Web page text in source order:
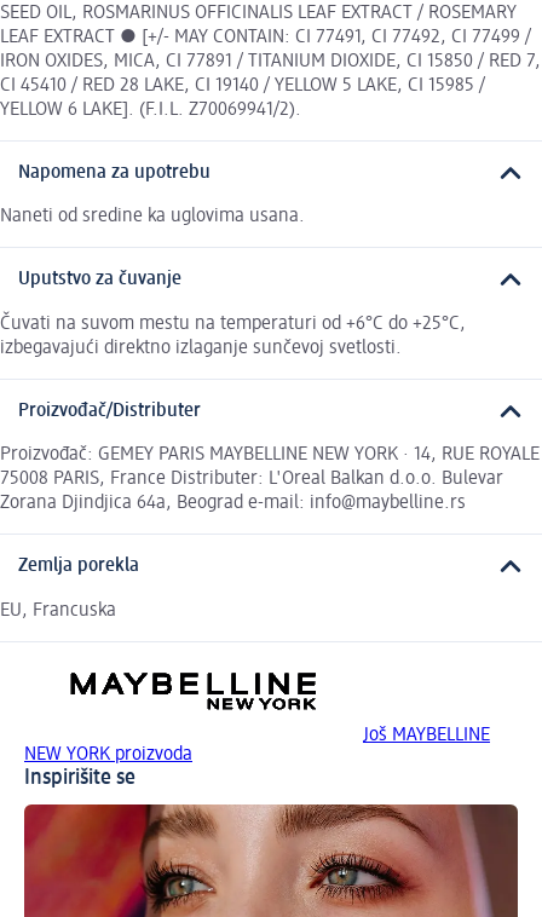
SEED OIL, ROSMARINUS OFFICINALIS LEAF EXTRACT / ROSEMARY
LEAF EXTRACT ● [+/- MAY CONTAIN: CI 77491, CI 77492, CI 77499 /
IRON OXIDES, MICA, CI 77891 / TITANIUM DIOXIDE, CI 15850 / RED 7,
CI 45410 / RED 28 LAKE, CI 19140 / YELLOW 5 LAKE, CI 15985 /
YELLOW 6 LAKE]. (F.I.L. Z70069941/2).
Napomena za upotrebu
Naneti od sredine ka uglovima usana.
Uputstvo za čuvanje
Čuvati na suvom mestu na temperaturi od +6°C do +25°C,
izbegavajući direktno izlaganje sunčevoj svetlosti.
Proizvođač/Distributer
Proizvođač: GEMEY PARIS MAYBELLINE NEW YORK · 14, RUE ROYALE
75008 PARIS, France Distributer: L'Oreal Balkan d.o.o. Bulevar
Zorana Djindjica 64a, Beograd e-mail: info@maybelline.rs
Zemlja porekla
EU, Francuska
Još MAYBELLINE
NEW YORK proizvoda
Inspirišite se